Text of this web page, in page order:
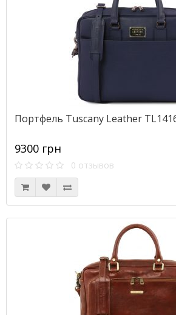
Портфель Tuscany Leather
9300 грн
0 отзывов